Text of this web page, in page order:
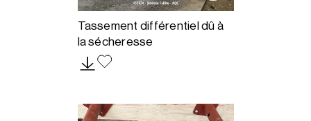
Tassement différentiel dû à
la sécheresse